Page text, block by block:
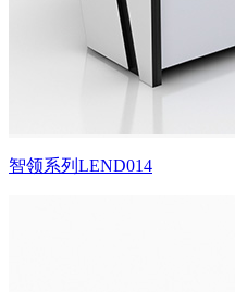
智领系列LEND014